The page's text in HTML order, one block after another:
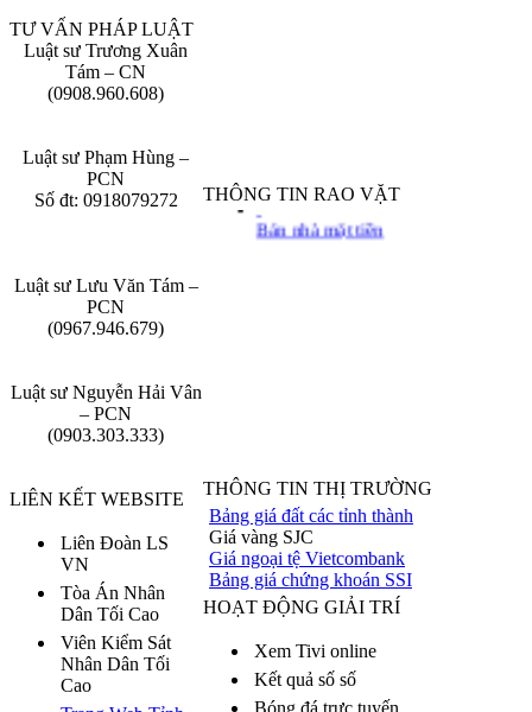
TƯ VẤN PHÁP LUẬT
Luật sư Trương Xuân
Tám – CN
(0908.960.608)
Luật sư Phạm Hùng –
PCN
Số đt: 0918079272
Luật sư Lưu Văn Tám –
PCN
(0967.946.679)
Luật sư Nguyễn Hải Vân
– PCN
(0903.303.333)
LIÊN KẾT WEBSITE
Liên Đoàn LS
VN
Tòa Án Nhân
Dân Tối Cao
Viên Kiểm Sát
Nhân Dân Tối
Cao
THÔNG TIN RAO VẶT
Bán nhà mặt tiền
THÔNG TIN THỊ TRƯỜNG
Bảng giá đất các tỉnh thành
Giá vàng SJC
Giá ngoại tệ Vietcombank
Bảng giá chứng khoán SSI
HOẠT ĐỘNG GIẢI TRÍ
Xem Tivi online
Kết quả số số
Bóng đá trực tuyến